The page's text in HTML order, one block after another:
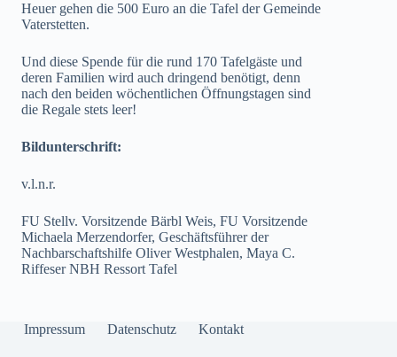
Heuer gehen die 500 Euro an die Tafel der Gemeinde
Vaterstetten.
Und diese Spende für die rund 170 Tafelgäste und
deren Familien wird auch dringend benötigt, denn
nach den beiden wöchentlichen Öffnungstagen sind
die Regale stets leer!
Bildunterschrift:
v.l.n.r.
FU Stellv. Vorsitzende Bärbl Weis, FU Vorsitzende
Michaela Merzendorfer, Geschäftsführer der
Nachbarschaftshilfe Oliver Westphalen, Maya C.
Riffeser NBH Ressort Tafel
Impressum Datenschutz Kontakt